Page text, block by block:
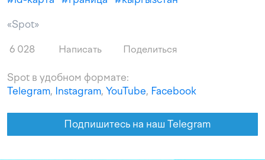
«Spot»
6 028 Написать Поделиться
Spot в удобном формате:
Telegram, Instagram, YouTube, Facebook
Подпишитесь на наш Telegram